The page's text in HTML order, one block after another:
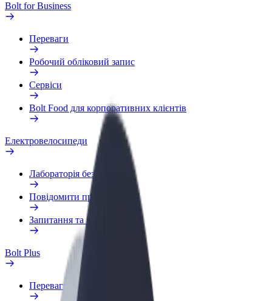
Bolt for Business
Переваги
Робочий обліковий запис
Сервіси
Bolt Food для корпоративних клієнтів
Електровелосипеди
Лабораторія безпеки
Повідомити про проблему
Запитання та відповіді
Bolt Plus
Переваги